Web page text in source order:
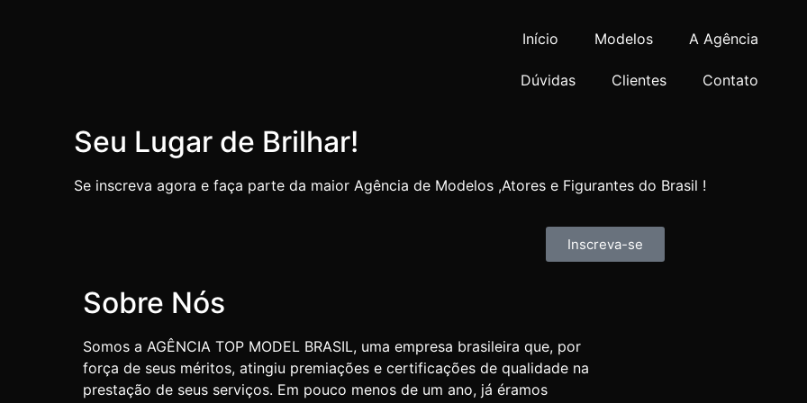
Início Modelos A Agência
Dúvidas Clientes Contato
Seu Lugar de Brilhar!
Se inscreva agora e faça parte da maior Agência de Modelos ,Atores e Figurantes do Brasil !
Inscreva-se
Sobre Nós
Somos a AGÊNCIA TOP MODEL BRASIL, uma empresa brasileira que, por
força de seus méritos, atingiu premiações e certificações de qualidade na
prestação de seus serviços. Em pouco menos de um ano, já éramos